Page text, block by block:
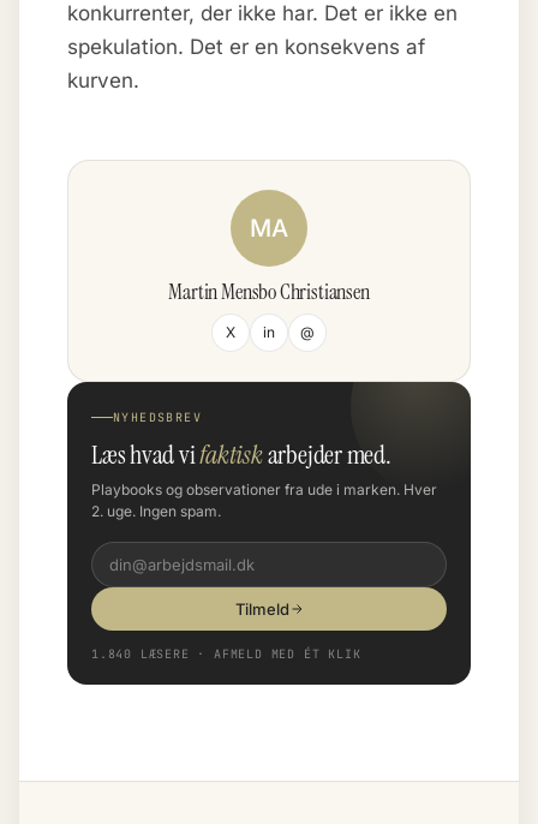
konkurrenter, der ikke har. Det er ikke en
spekulation. Det er en konsekvens af
kurven.
MA
Martin Mensbo Christiansen
X in @
NYHEDSBREV
Læs hvad vifaktiskarbejder med.
Playbooks og observationer fra ude i marken. Hver
2. uge. Ingen spam.
Tilmeld
1.840 LÆSERE · AFMELD MED ÉT KLIK